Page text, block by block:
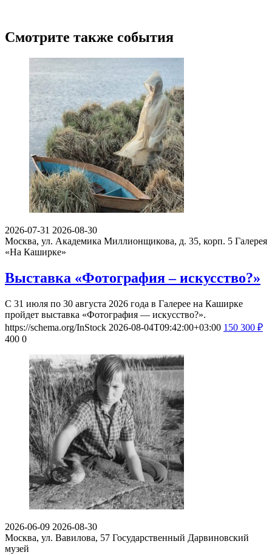
Смотрите также события
2026-07-31 2026-08-30
Москва, ул. Академика Миллионщикова, д. 35, корп. 5 Галерея
«На Каширке»
Выставка «Фотография – искусство?»
С 31 июля по 30 августа 2026 года в Галерее на Каширке
пройдет выставка «Фотография — искусство?».
https://schema.org/InStock 2026-08-04T09:42:00+03:00 150 300 ₽
400 0
2026-06-09 2026-08-30
Москва, ул. Вавилова, 57 Государственный Дарвиновский
музей